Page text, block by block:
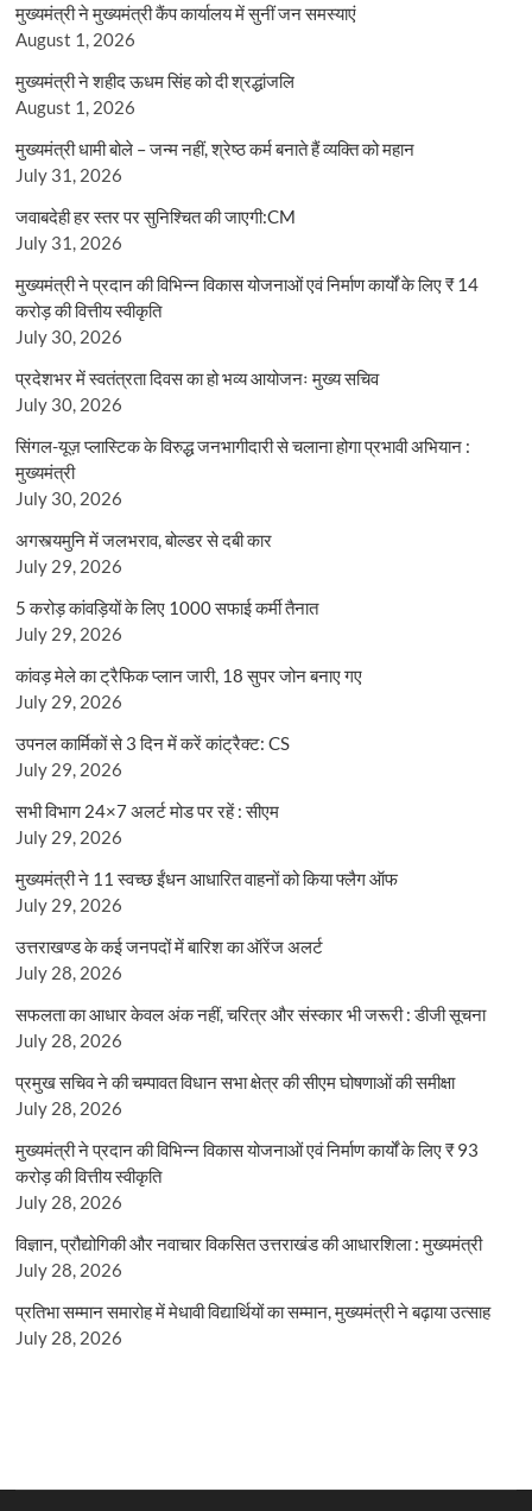
मुख्यमंत्री ने मुख्यमंत्री कैंप कार्यालय में सुनीं जन समस्याएं
August 1, 2026
मुख्यमंत्री ने शहीद ऊधम सिंह को दी श्रद्धांजलि
August 1, 2026
मुख्यमंत्री धामी बोले – जन्म नहीं, श्रेष्ठ कर्म बनाते हैं व्यक्ति को महान
July 31, 2026
जवाबदेही हर स्तर पर सुनिश्चित की जाएगी:CM
July 31, 2026
मुख्यमंत्री ने प्रदान की विभिन्न विकास योजनाओं एवं निर्माण कार्यों के लिए ₹ 14
करोड़ की वित्तीय स्वीकृति
July 30, 2026
प्रदेशभर में स्वतंत्रता दिवस का हो भव्य आयोजनः मुख्य सचिव
July 30, 2026
सिंगल-यूज़ प्लास्टिक के विरुद्ध जनभागीदारी से चलाना होगा प्रभावी अभियान :
मुख्यमंत्री
July 30, 2026
अगस्त्यमुनि में जलभराव, बोल्डर से दबी कार
July 29, 2026
5 करोड़ कांवड़ियों के लिए 1000 सफाई कर्मी तैनात
July 29, 2026
कांवड़ मेले का ट्रैफिक प्लान जारी, 18 सुपर जोन बनाए गए
July 29, 2026
उपनल कार्मिकों से 3 दिन में करें कांट्रैक्ट: CS
July 29, 2026
सभी विभाग 24×7 अलर्ट मोड पर रहें : सीएम
July 29, 2026
मुख्यमंत्री ने 11 स्वच्छ ईंधन आधारित वाहनों को किया फ्लैग ऑफ
July 29, 2026
उत्तराखण्ड के कई जनपदों में बारिश का ऑरेंज अलर्ट
July 28, 2026
सफलता का आधार केवल अंक नहीं, चरित्र और संस्कार भी जरूरी : डीजी सूचना
July 28, 2026
प्रमुख सचिव ने की चम्पावत विधान सभा क्षेत्र की सीएम घोषणाओं की समीक्षा
July 28, 2026
मुख्यमंत्री ने प्रदान की विभिन्न विकास योजनाओं एवं निर्माण कार्यों के लिए ₹ 93
करोड़ की वित्तीय स्वीकृति
July 28, 2026
विज्ञान, प्रौद्योगिकी और नवाचार विकसित उत्तराखंड की आधारशिला : मुख्यमंत्री
July 28, 2026
प्रतिभा सम्मान समारोह में मेधावी विद्यार्थियों का सम्मान, मुख्यमंत्री ने बढ़ाया उत्साह
July 28, 2026